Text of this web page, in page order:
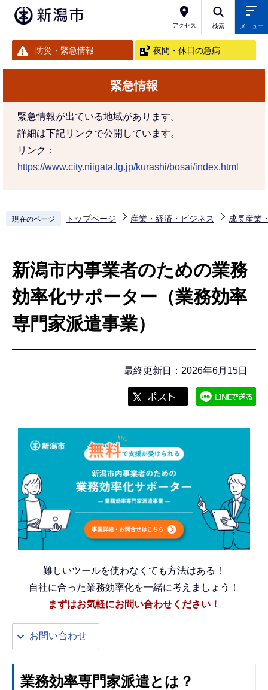
アクセス 検索 メニュー
防災・緊急情報 夜間・休日の急病
緊急情報
緊急情報が出ている地域があります。
詳細は下記リンクで公開しています。
リンク：
https://www.city.niigata.lg.jp/kurashi/bosai/index.html
現在のページ トップページ 産業・経済・ビジネス 成長産業
新潟市内事業者のための業務
効率化サポーター（業務効率
専門家派遣事業）
最終更新日：2026年6月15日
難しいツールを使わなくても方法はある！
自社に合った業務効率化を一緒に考えましょう！
まずはお気軽にお問い合わせください！
お問い合わせ
業務効率専門家派遣とは？